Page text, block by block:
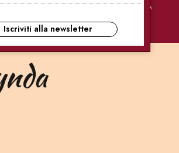
CONSEGNE
ULTRA RAPIDE
ASSISTENZA
Iscriviti alla newsletter